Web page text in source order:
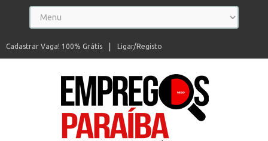
Ligar/Registo
Cadastrar Vaga! 100% Grátis